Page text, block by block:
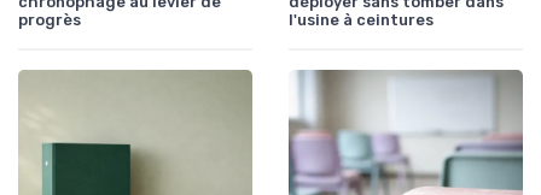
progrès
l'usine à ceintures